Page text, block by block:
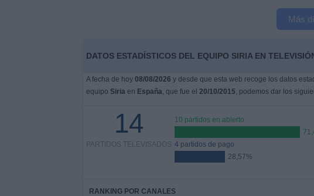
Más
DATOS ESTADÍSTICOS DEL EQUIPO SIRIA EN
A fecha de hoy 08/08/2026 y desde que esta web recoge los datos
equipo Siriaen España, que fue el 20/10/2015, podemos dar los
14
PARTIDOS TELEVISADOS
10 partidos en abierto
4 partidos de pago
28,57%
RANKING POR CANALES